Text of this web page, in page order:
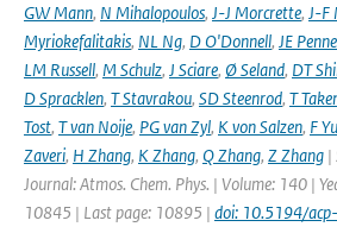
GW Mann, N Mihalopoulos, J-J Morcrette, J-F
Myriokefalitakis, NL Ng, D O'Donnell, JE
LM Russell, M Schulz, J Sciare, Ø Seland, DT
D Spracklen, T Stavrakou, SD Steenrod, T
Tost, T van Noije, PG van Zyl, K von Salzen, F Yu
Zaveri, H Zhang, K Zhang, Q Zhang, Z Zhang |
Journal: Atmos. Chem. Phys. | Volume: 140 |
10845 | Last page: 10895 | doi: 10.5194/